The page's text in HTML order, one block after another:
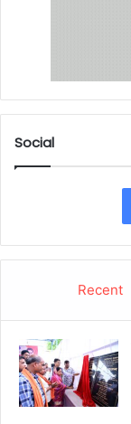
Social
Recent